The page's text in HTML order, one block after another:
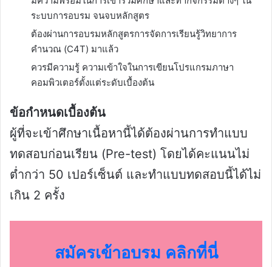
ระบบการอบรม จนจบหลักสูตร
ต้องผ่านการอบรมหลักสูตรการจัดการเรียนรู้วิทยาการ
คำนวณ (C4T) มาแล้ว
ควรมีความรู้ ความเข้าใจในการเขียนโปรแกรมภาษา
คอมพิวเตอร์ตั้งแต่ระดับเบื้องต้น
ข้อกำหนดเบื้องต้น
ผู้ที่จะเข้าศึกษาเนื้อหานี้ได้ต้องผ่านการทำแบบ
ทดสอบก่อนเรียน (Pre-test) โดยได้คะแนนไม่
ต่ำกว่า 50 เปอร์เซ็นต์ และทำแบบทดสอบนี้ได้ไม่
เกิน 2 ครั้ง
สมัครเข้าอบรม คลิกที่นี่